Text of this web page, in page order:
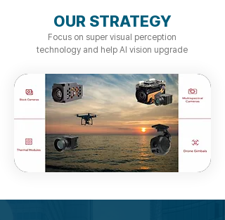
OUR STRATEGY
Focus on super visual perception
technology and help AI vision upgrade